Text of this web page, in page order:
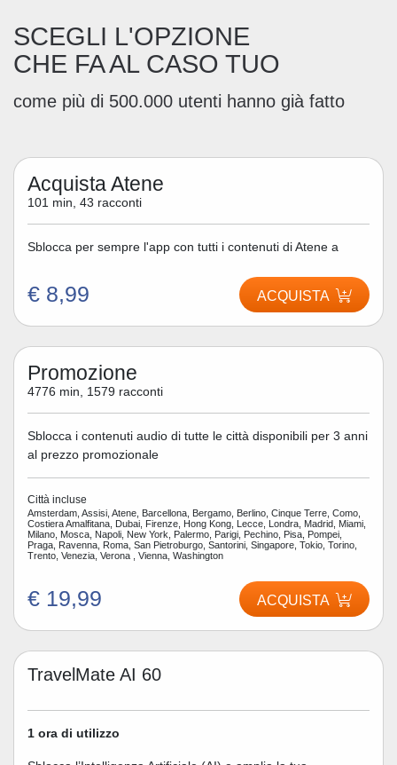
SCEGLI L'OPZIONE
CHE FA AL CASO TUO
come più di 500.000 utenti hanno già fatto
Acquista Atene
101 min, 43 racconti
Sblocca per sempre l'app con tutti i contenuti di Atene a
€ 8,99 ACQUISTA
Promozione
4776 min, 1579 racconti
Sblocca i contenuti audio di tutte le città disponibili per 3 anni
al prezzo promozionale
Città incluse
Amsterdam, Assisi, Atene, Barcellona, Bergamo, Berlino, Cinque Terre, Como,
Costiera Amalfitana, Dubai, Firenze, Hong Kong, Lecce, Londra, Madrid, Miami,
Milano, Mosca, Napoli, New York, Palermo, Parigi, Pechino, Pisa, Pompei,
Praga, Ravenna, Roma, San Pietroburgo, Santorini, Singapore, Tokio, Torino,
Trento, Venezia, Verona , Vienna, Washington
€ 19,99 ACQUISTA
TravelMate AI 60
1 ora di utilizzo